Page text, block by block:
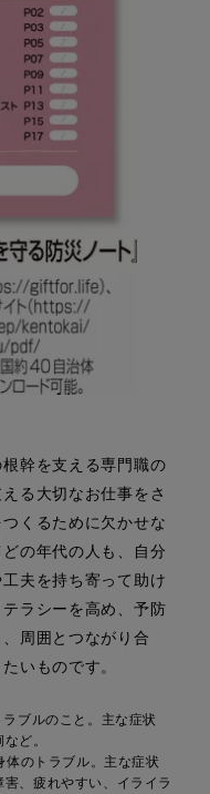
幹を支える専門職の
る大切なお仕事をさ
くるために欠かせな
の年代の人も、自分
夫を持ち寄って助け
ラシーを高め、予防
周囲とつながり合
いものです。
ブルのこと。主な症状
ど。
のトラブル。主な症状
、疲れやすい、イライラ